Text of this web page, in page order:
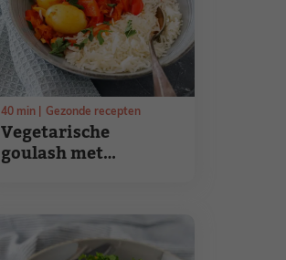
Vegetarische
goulash met
40 min Gezonde recepten